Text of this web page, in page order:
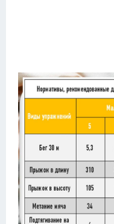
Хоккей
Велогонки
Конькобежный спорт
Тренажеры
Интерьеры квартир